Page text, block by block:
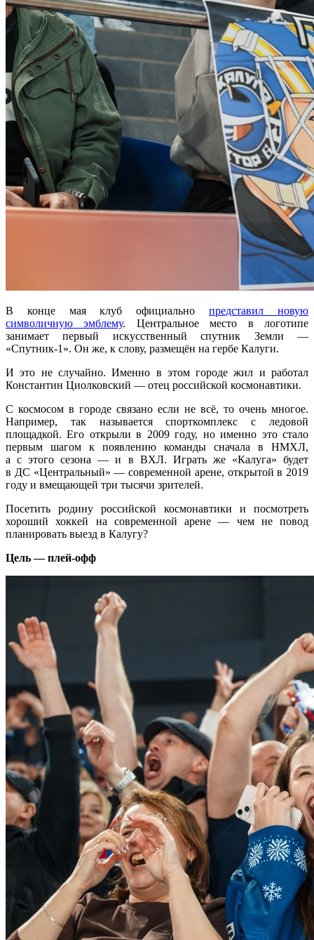
В конце мая клуб официальнопредставил новую
символичную эмблему. Центральное место в логотипе
занимает первый искусственный спутник Земли —
«Спутник-1». Он же, к слову, размещён на гербе Калуги.
И это не случайно. Именно в этом городе жил и работал
Константин Циолковский — отец российской космонавтики.
С космосом в городе связано если не всё, то очень многое.
Например, так называется спорткомплекс с ледовой
площадкой. Его открыли в 2009 году, но именно это стало
первым шагом к появлению команды сначала в НМХЛ,
а с этого сезона — и в ВХЛ. Играть же «Калуга» будет
в ДС «Центральный» — современной арене, открытой в 2019
году и вмещающей три тысячи зрителей.
Посетить родину российской космонавтики и посмотреть
хороший хоккей на современной арене — чем не повод
планировать выезд в Калугу?
Цель — плей-офф